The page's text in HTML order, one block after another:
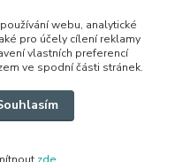
webu, analytické
pro účely cílení reklamy
vlastních preferencí
ve spodní části stránek.